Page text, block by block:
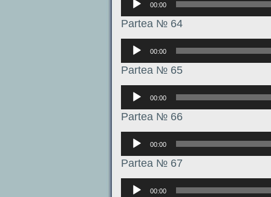
00:00
Partea № 64
Аудиоплеер
00:00
Partea № 65
Аудиоплеер
00:00
Partea № 66
Аудиоплеер
00:00
Partea № 67
Аудиоплеер
00:00